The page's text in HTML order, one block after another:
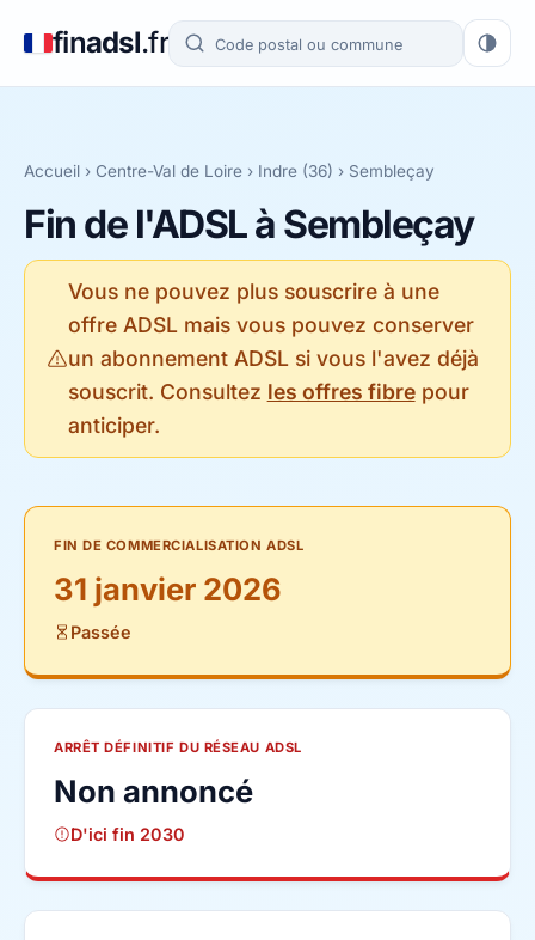
finadsl.fr
Accueil › Centre-Val de Loire › Indre (36) › Sembleçay
Fin de l'ADSL à Sembleçay
Vous ne pouvez plus souscrire à une
offre ADSL mais vous pouvez conserver
un abonnement ADSL si vous l'avez déjà
souscrit. Consultez les offres fibrepour
anticiper.
FIN DE COMMERCIALISATION ADSL
31 janvier 2026
Passée
ARRÊT DÉFINITIF DU RÉSEAU ADSL
Non annoncé
D'ici fin 2030